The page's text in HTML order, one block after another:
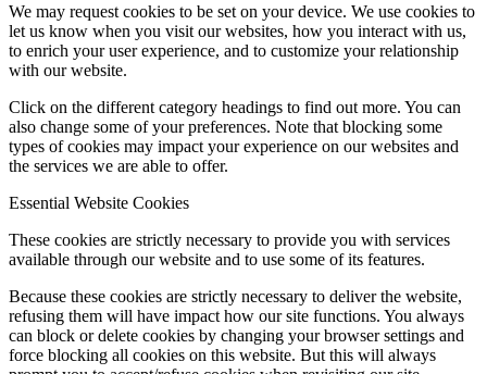
We may request cookies to be set on your device. We use cookies to
let us know when you visit our websites, how you interact with us,
to enrich your user experience, and to customize your relationship
with our website.
Click on the different category headings to find out more. You can
also change some of your preferences. Note that blocking some
types of cookies may impact your experience on our websites and
the services we are able to offer.
Essential Website Cookies
These cookies are strictly necessary to provide you with services
available through our website and to use some of its features.
Because these cookies are strictly necessary to deliver the website,
refusing them will have impact how our site functions. You always
can block or delete cookies by changing your browser settings and
force blocking all cookies on this website. But this will always